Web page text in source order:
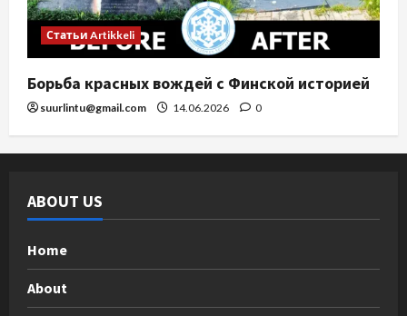
Статьи Artikkeli
Борьба красных вождей с Финской историей
suurlintu@gmail.com 14.06.2026 0
ABOUT US
Home
About